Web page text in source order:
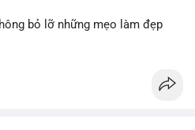
bỏ lỡ những mẹo làm đẹp